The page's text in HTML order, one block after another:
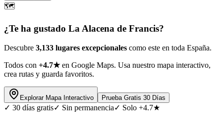
🗺️
¿Te ha gustado La Alacena de Francis?
Descubre 3,133 lugares excepcionales como este en toda España.
Todos con +4.7★en Google Maps. Usa nuestro mapa interactivo,
crea rutas y guarda favoritos.
Explorar Mapa Interactivo Prueba Gratis 30 Días
✓ 30 días gratis✓ Sin permanencia✓ Solo +4.7★